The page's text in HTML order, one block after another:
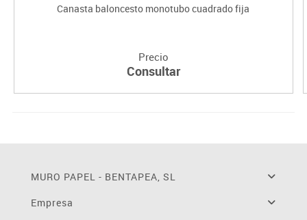
Canasta baloncesto monotubo cuadrado fija
Precio
Consultar
MURO PAPEL - BENTAPEA, SL
Empresa